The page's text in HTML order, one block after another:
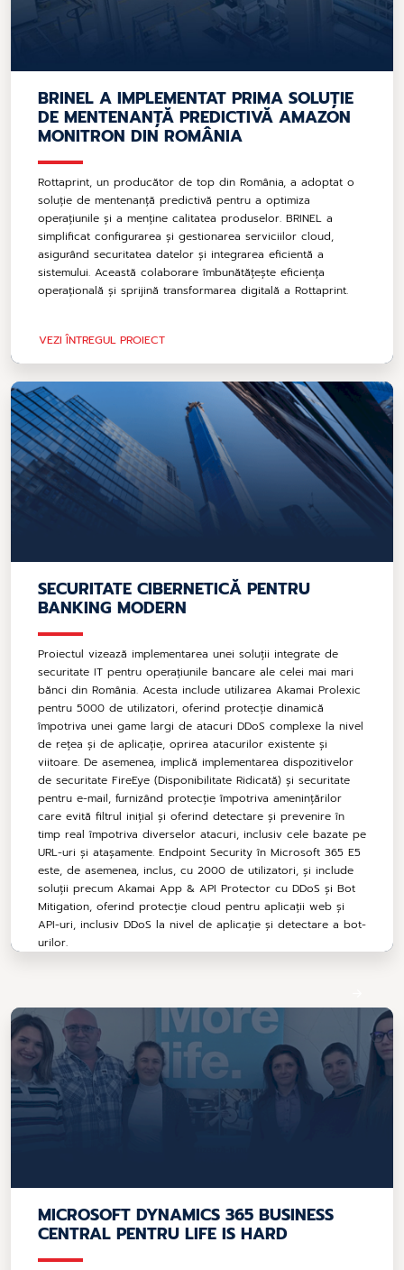
BRINEL A IMPLEMENTAT PRIMA SOLUȚIE
DE MENTENANȚĂ PREDICTIVĂ AMAZON
MONITRON DIN ROMÂNIA
Rottaprint, un producător de top din România, a adoptat o
soluție de mentenanță predictivă pentru a optimiza
operațiunile și a menține calitatea produselor. BRINEL a
simplificat configurarea și gestionarea serviciilor cloud,
asigurând securitatea datelor și integrarea eficientă a
sistemului. Această colaborare îmbunătățește eficiența
operațională și sprijină transformarea digitală a Rottaprint.
VEZI ÎNTREGUL PROIECT
SECURITATE CIBERNETICĂ PENTRU
BANKING MODERN
Proiectul vizează implementarea unei soluții integrate de
securitate IT pentru operațiunile bancare ale celei mai mari
bănci din România. Acesta include utilizarea Akamai Prolexic
pentru 5000 de utilizatori, oferind protecție dinamică
împotriva unei game largi de atacuri DDoS complexe la nivel
de rețea și de aplicație, oprirea atacurilor existente și
viitoare. De asemenea, implică implementarea dispozitivelor
de securitate FireEye (Disponibilitate Ridicată) și securitate
pentru e-mail, furnizând protecție împotriva amenințărilor
care evită filtrul inițial și oferind detectare și prevenire în
timp real împotriva diverselor atacuri, inclusiv cele bazate pe
URL-uri și atașamente. Endpoint Security în Microsoft 365 E5
este, de asemenea, inclus, cu 2000 de utilizatori, și include
soluții precum Akamai App & API Protector cu DDoS și Bot
Mitigation, oferind protecție cloud pentru aplicații web și
API-uri, inclusiv DDoS la nivel de aplicație și detectare a bot-
urilor.
MICROSOFT DYNAMICS 365 BUSINESS
CENTRAL PENTRU LIFE IS HARD